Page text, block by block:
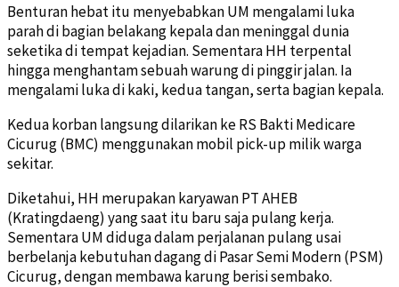
Benturan hebat itu menyebabkan UM mengalami luka
parah di bagian belakang kepala dan meninggal dunia
seketika di tempat kejadian. Sementara HH terpental
hingga menghantam sebuah warung di pinggir jalan. Ia
mengalami luka di kaki, kedua tangan, serta bagian kepala.
Kedua korban langsung dilarikan ke RS Bakti Medicare
Cicurug (BMC) menggunakan mobil pick-up milik warga
sekitar.
Diketahui, HH merupakan karyawan PT AHEB
(Kratingdaeng) yang saat itu baru saja pulang kerja.
Sementara UM diduga dalam perjalanan pulang usai
berbelanja kebutuhan dagang di Pasar Semi Modern (PSM)
Cicurug, dengan membawa karung berisi sembako.